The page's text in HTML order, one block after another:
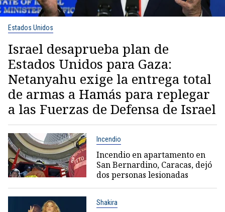
Estados Unidos
Israel desaprueba plan de
Estados Unidos para Gaza:
Netanyahu exige la entrega total
de armas a Hamás para replegar
a las Fuerzas de Defensa de Israel
Incendio
Incendio en apartamento en
San Bernardino, Caracas, dejó
dos personas lesionadas
Shakira